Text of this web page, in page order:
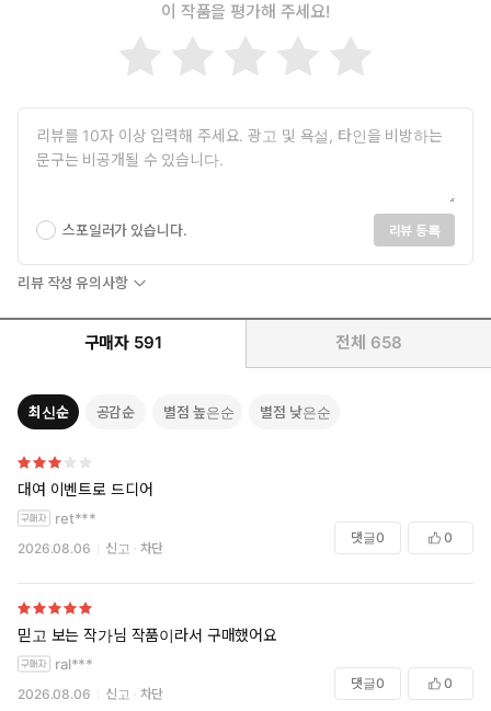
이젠 그를 남자로 볼 수밖에 없는 지젤.
그리고 이들의 불협화음을 부추기는 로렌츠.
“네가 이겼어. 이젠 만족해?”
욕망이라는 이름의 광기로 쓴, 이 재앙 같은 치정극이 막을 내리
는 날
사랑하기에 죽이는 자, 누구일까.
이 작품을 평가해 주세요!
스포일러가 있습니다. 리뷰 등록
리뷰 작성 유의사항
구매자 591 전체 658
최신순 공감순 별점 높은순 별점 낮은순
대여 이벤트로 드디어
ret***
2026.08.06 신고 차단
댓글0 0
믿고 보는 작가님 작품이라서 구매했어요
ral***
2026.08.06 신고 차단
댓글0 0